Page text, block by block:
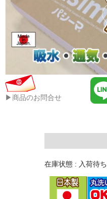
▶商品のお問合せ
在庫状態 : 入荷待ち